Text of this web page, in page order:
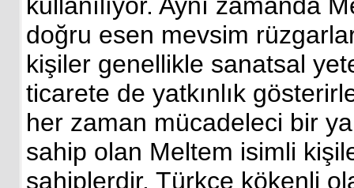
doğru esen mevsim
kişiler genellikle sanatsal
ticarete de yatkınlık
her zaman mücadeleci bir
sahip olan Meltem isimli
sahiplerdir. Türkçe kökenli